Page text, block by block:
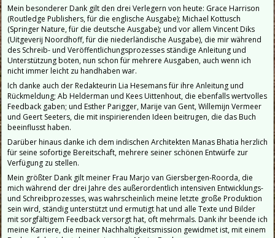
Mein besonderer Dank gilt den drei Verlegern von heute: Grace Harrison
(Routledge Publishers, für die englische Ausgabe); Michael Kottusch
(Springer Nature, für die deutsche Ausgabe); und vor allem Vincent Diks
(Uitgeverij Noordhoff, für die niederländische Ausgabe), die mir während
des Schreib- und Veröffentlichungsprozesses ständige Anleitung und
Unterstützung boten, nun schon für mehrere Ausgaben, auch wenn ich
nicht immer leicht zu handhaben war.
Ich danke auch der Redakteurin Lia Hesemans für ihre Anleitung und
Rückmeldung; Ab Helderman und Kees Uittenhout, die ebenfalls wertvolles
Feedback gaben; und Esther Parigger, Marije van Gent, Willemijn Vermeer
und Geert Seeters, die mit inspirierenden Ideen beitrugen, die das Buch
beeinflusst haben.
Darüber hinaus danke ich dem indischen Architekten Manas Bhatia herzlich
für seine sofortige Bereitschaft, mehrere seiner schönen Entwürfe zur
Verfügung zu stellen.
Mein größter Dank gilt meiner Frau Marjo van Giersbergen-Roorda, die
mich während der drei Jahre des außerordentlich intensiven Entwicklungs-
und Schreibprozesses, was wahrscheinlich meine letzte große Produktion
sein wird, ständig unterstützt und ermutigt hat und alle Texte und Bilder
mit sorgfältigem Feedback versorgt hat, oft mehrmals. Dank ihr beende ich
meine Karriere, die meiner Nachhaltigkeitsmission gewidmet ist, mit einem